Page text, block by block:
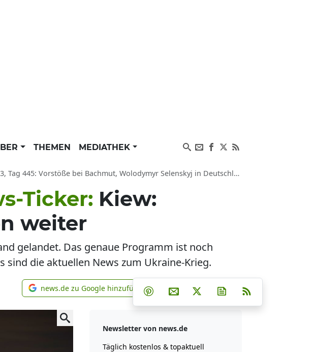
THEMEN MEDIATHEK
445: Vorstöße bei Bachmut, Wolodymyr Selenskyj in Deutschland
Ticker: Kiew:
weiter
gelandet. Das genaue Programm ist noch
sind die aktuellen News zum Ukraine-Krieg.
news.de zu Google hinzufügen
news.de zu Google hinzufügen Teilen auf Facebook
Teilen auf Whatsapp
Teilen auf Telegram
Teilen auf Pinterest
Per E-Mail teilen
Post auf XNewsletter
Newsletter von news.de
Täglich kostenlos & topaktuell